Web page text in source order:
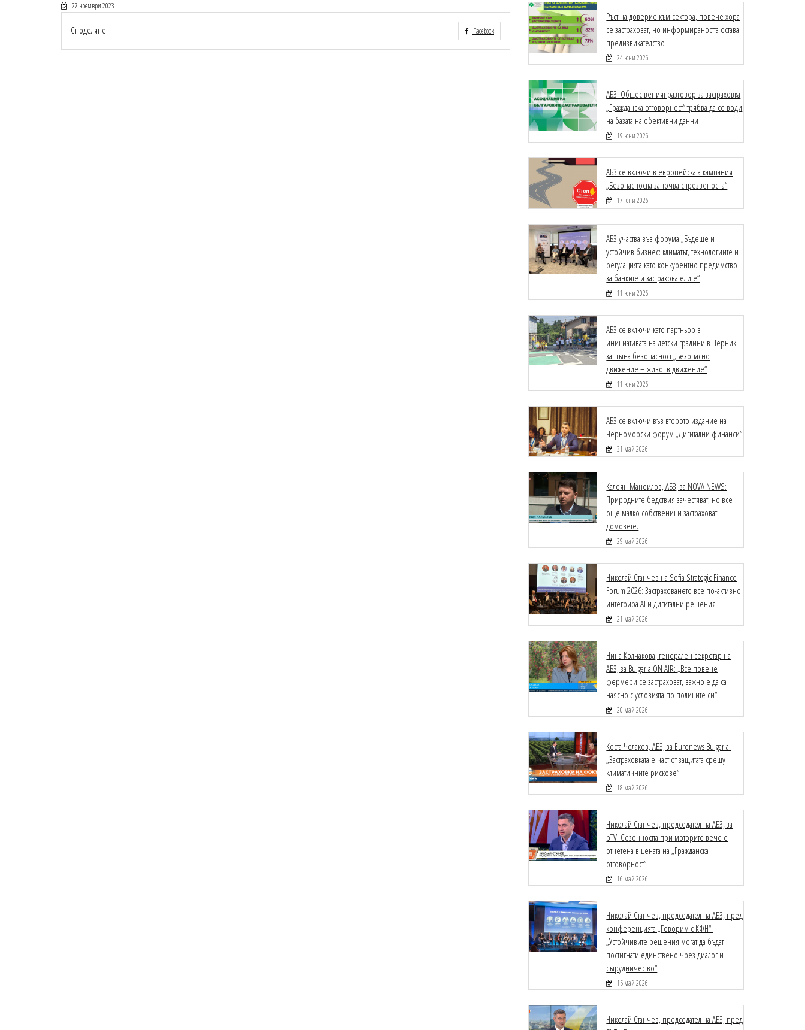
27 ноември 2023
Споделяне: Facebook
Ръст на доверие към сектора, повече хора
се застраховат, но информираността остава
предизвикателство
24 юни 2026
АБЗ: Общественият разговор за застраховка
„Гражданска отговорност“ трябва да се води
на базата на обективни данни
19 юни 2026
АБЗ се включи в европейската кампания
„Безопасността започва с трезвеността“
17 юни 2026
АБЗ участва във форума „Бъдеще и
устойчив бизнес: климатът, технологиите и
регулацията като конкурентно предимство
за банките и застрахователите“
11 юни 2026
АБЗ се включи като партньор в
инициативата на детски градини в Перник
за пътна безопасност „Безопасно
движение – живот в движение“
11 юни 2026
АБЗ се включи във второто издание на
Черноморски форум „Дигитални финанси“
31 май 2026
Калоян Маноилов, АБЗ, за NOVA NEWS:
Природните бедствия зачестяват, но все
още малко собственици застраховат
домовете.
29 май 2026
Николай Станчев на Sofia Strategic Finance
Forum 2026: Застраховането все по-активно
интегрира AI и дигитални решения
21 май 2026
Нина Колчакова, генерален секретар на
АБЗ, за Bulgaria ON AIR: „Все повече
фермери се застраховат, важно е да са
наясно с условията по полиците си“
20 май 2026
Коста Чолаков, АБЗ, за Euronews Bulgaria:
„Застраховката е част от защитата срещу
климатичните рискове“
18 май 2026
Николай Станчев, председател на АБЗ, за
bTV: Сезонността при моторите вече е
отчетена в цената на „Гражданска
отговорност“
16 май 2026
Николай Станчев, председател на АБЗ, пред
конференцията „Говорим с КФН“:
„Устойчивите решения могат да бъдат
постигнати единствено чрез диалог и
сътрудничество“
15 май 2026
Николай Станчев, председател на АБЗ, пред